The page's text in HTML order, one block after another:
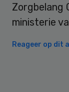
Zorgbelang
ministerie
Reageer op dit